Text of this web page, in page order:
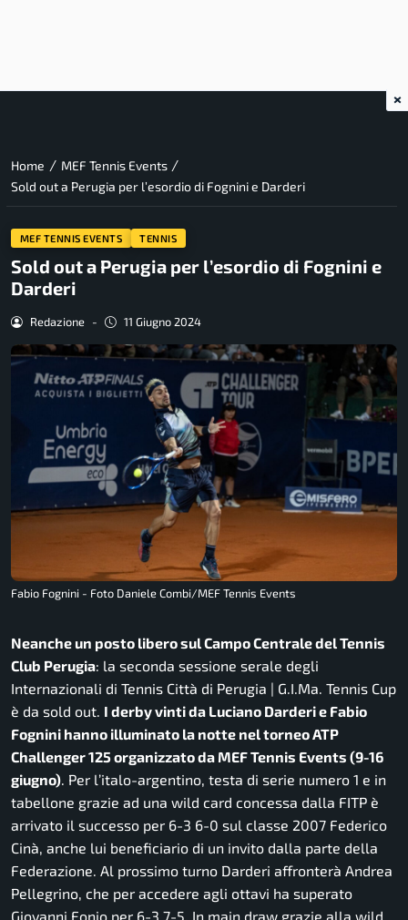
Home / MEF Tennis Events /
Sold out a Perugia per l’esordio di Fognini e Darderi
MEF TENNIS EVENTS TENNIS
Sold out a Perugia per l’esordio di Fognini e
Darderi
Redazione - 11 Giugno 2024
Fabio Fognini - Foto Daniele Combi/MEF Tennis Events
Neanche un posto libero sul Campo Centrale del Tennis
Club Perugia: la seconda sessione serale degli
Internazionali di Tennis Città di Perugia | G.I.Ma. Tennis Cup
è da sold out. I derby vinti da Luciano Darderi e Fabio
Fognini hanno illuminato la notte nel torneo ATP
Challenger 125 organizzato da MEF Tennis Events (9-16
giugno). Per l’italo-argentino, testa di serie numero 1 e in
tabellone grazie ad una wild card concessa dalla FITP è
arrivato il successo per 6-3 6-0 sul classe 2007 Federico
Cinà, anche lui beneficiario di un invito dalla parte della
Federazione. Al prossimo turno Darderi affronterà Andrea
Pellegrino, che per accedere agli ottavi ha superato
Giovanni Fonio per 6-3 7-5. In main draw grazie alla wild
×